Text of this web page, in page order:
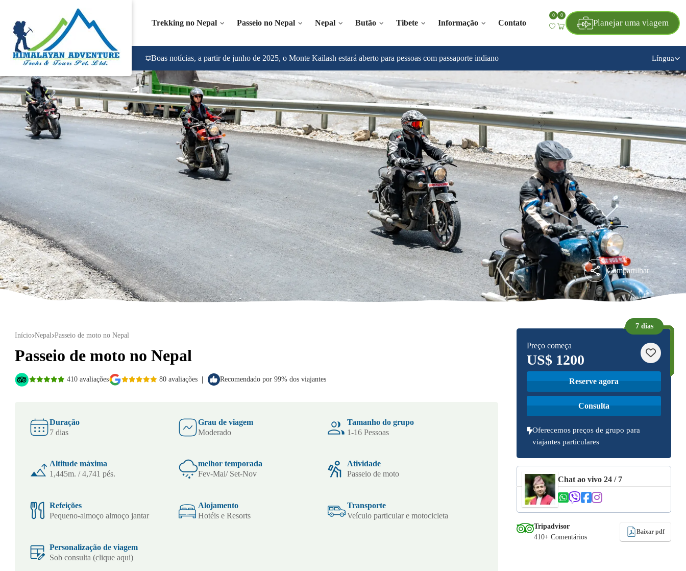
Trekking no Nepal Passeio no Nepal Nepal Butão Tibete Informação Contato
0 0
Planejar uma viagem
Boas notícias, a partir de junho de 2025, o Monte Kailash estará aberto para pessoas com passaporte indiano Língua
Compartilhar
Início Nepal Passeio de moto no Nepal
Passeio de moto no Nepal
410 avaliações 80 avaliações | Recomendado por 99% dos viajantes
Duração
7 dias
Grau de viagem
Moderado
Tamanho do grupo
1-16 Pessoas
Altitude máxima
1,445m. / 4,741 pés.
melhor temporada
Fev-Mai/ Set-Nov
Atividade
Passeio de moto
Refeições
Pequeno-almoço almoço jantar
Alojamento
Hotéis e Resorts
Transporte
Veículo particular e motocicleta
Personalização de viagem
Sob consulta (clique aqui)
7 dias
Preço começa
US$ 1200
Reserve agora
Consulta
Oferecemos preços de grupo para
viajantes particulares
Chat ao vivo 24 / 7
Tripadvisor
410+ Comentários
Baixar pdf